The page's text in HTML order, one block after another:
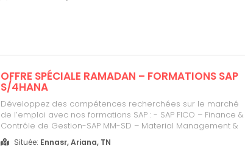
OFFRE SPÉCIALE RAMADAN – FORMATIONS SAP
S/4HANA
Développez des compétences recherchées sur le marché
de l’emploi avec nos formations SAP : - SAP FICO – Finance &
Contrôle de Gestion-SAP MM-SD – Material Management &
Sales Distribution- 60H Métier & Paramétrage-Accès gratuit
au système SAP S/4HANA- Encadrement par des consultants
Située: Ennasr, Ariana, TN